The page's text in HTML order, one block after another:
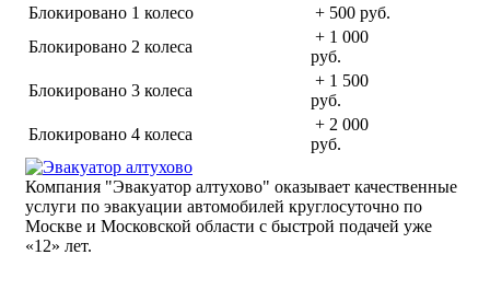
Блокировано 1 колесо
+ 500 руб.
Блокировано 2 колеса
+ 1 000
руб.
Блокировано 3 колеса
+ 1 500
руб.
Блокировано 4 колеса
+ 2 000
руб.
Компания "Эвакуатор алтухово" оказывает качественные
услуги по эвакуации автомобилей круглосуточно по
Москве и Московской области с быстрой подачей уже
«12» лет.